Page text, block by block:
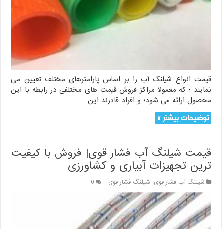
قیمت انواع شیلنگ آب را بر اساس پارامترهای مختلف تعیین می
نمایند ؛ که معمولا مراکز فروش قیمت های مختلفی در رابطه با این
محصول ارائه می شود؛ و افراد قادرند این
توضیحات بیشتر »
قیمت شیلنگ آب فشار قوی| فروش با کیفیت
ترین تجهیزات آبیاری و کشاورزی
شیلنگ آب فشار قوی, شیلنگ فشار قوی 0